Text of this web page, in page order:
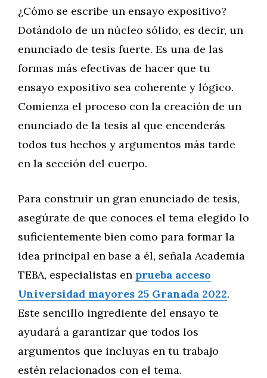
¿Cómo se escribe un ensayo expositivo?
Dotándolo de un núcleo sólido, es decir, un
enunciado de tesis fuerte. Es una de las
formas más efectivas de hacer que tu
ensayo expositivo sea coherente y lógico.
Comienza el proceso con la creación de un
enunciado de la tesis al que encenderás
todos tus hechos y argumentos más tarde
en la sección del cuerpo.
Para construir un gran enunciado de tesis,
asegúrate de que conoces el tema elegido lo
suficientemente bien como para formar la
idea principal en base a él, señala Academia
TEBA, especialistas en prueba acceso
Universidad mayores 25 Granada 2022.
Este sencillo ingrediente del ensayo te
ayudará a garantizar que todos los
argumentos que incluyas en tu trabajo
estén relacionados con el tema.